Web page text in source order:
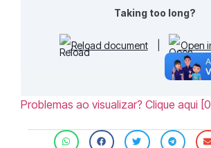
Taking too long?
Reload document Open
Problemas ao visualizar? Clique aqui